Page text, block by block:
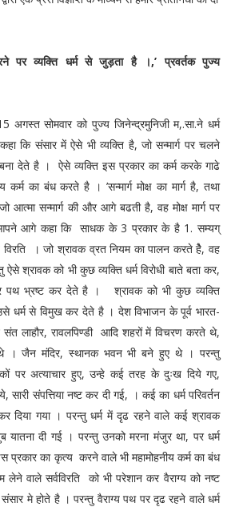
पर व्यक्ति धर्म से जुड़ता है ।,’ प्रवर्तक पुज्य
सोमवार को पुज्य जिनेन्द्रमुनिजी म,.सा.ने धर्म
कि संसार में ऐसे भी व्यक्ति है, जो सन्मार्ग पर चलने
बना देते है । ऐसे व्यक्ति इस प्रकार का कर्म करके गाढे
कर्म का बंध करते है । ’सन्मार्ग मोक्ष का मार्ग है, तथा
जो आत्मा सन्मार्ग की और आगे बढती है, वह मोक्ष मार्ग पर
आगे कहा कि साधक के 3 प्रकार के है 1. सम्यग्
विरति । जो श्रावक व्रत नियम का पालन करते हेै, वह
श्रावक को भी कुछ व्यक्ति धर्म विरोधी बाते बता कर,
पथ भ्रष्ट कर देते है । श्रावक को भी कुछ व्यक्ति
धर्म से विमुख कर देते है । देश विभाजन के पूर्व भारत-
लाहौर, रावलपिण्डी आदि शहरों में विचरण करते थे,
थे । जैन मंदिर, स्थानक भवन भी बने हुए थे । परन्तु
पर अत्याचार हुए, उन्हे कई तरह के दुःख दिये गए,
सारी संपत्तिया नष्ट कर दी गई, । कई का धर्म परिवर्तन
दिया गया । परन्तु धर्म में दृढ रहने वाले कई श्रावक
यातना दी गई । परन्तु उनको मरना मंजुर था, पर धर्म
प्रकार का कृत्य करने वाले भी महामोहनीय कर्म का बंध
वाले सर्वविरति को भी परेशान कर वैराग्य को नष्ट
संसार मे होते है । परन्तु वैराग्य पथ पर दृढ रहने वाले धर्म